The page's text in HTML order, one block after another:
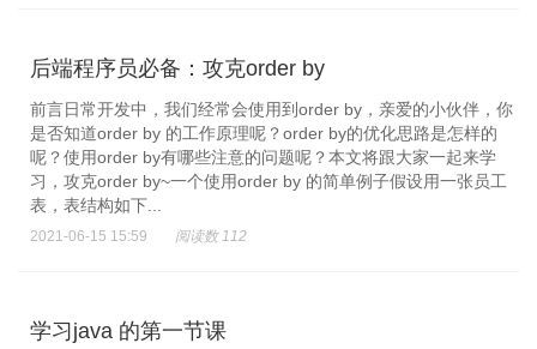
后端程序员必备：攻克order by
前言日常开发中，我们经常会使用到order by，亲爱的小伙伴，你
是否知道order by 的工作原理呢？order by的优化思路是怎样的
呢？使用order by有哪些注意的问题呢？本文将跟大家一起来学
习，攻克order by~一个使用order by 的简单例子假设用一张员工
表，表结构如下...
2021-06-15 15:59 阅读数 112
学习java 的第一节课